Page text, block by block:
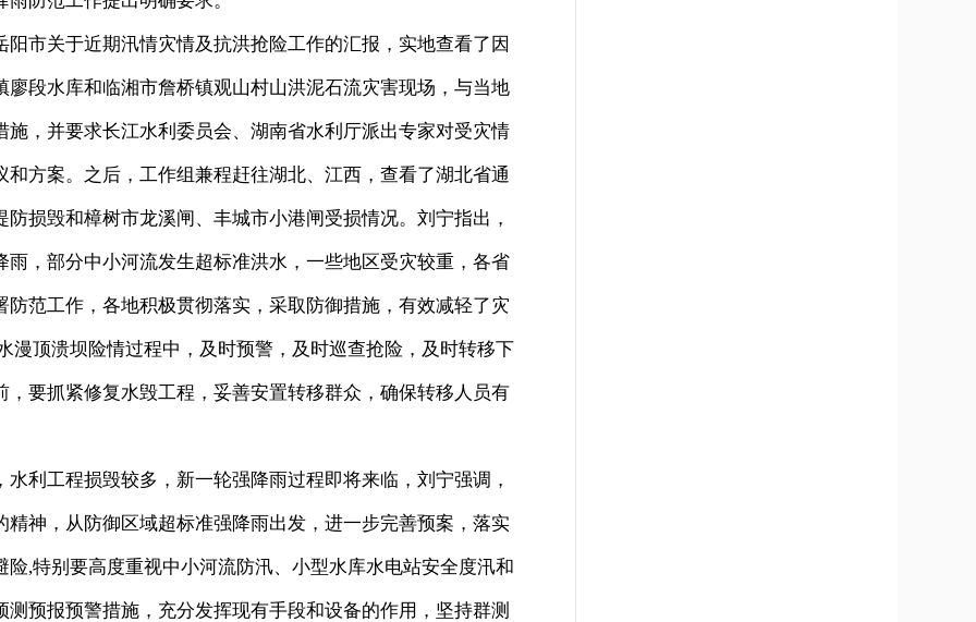
关于近期汛情灾情及抗洪抢险工作的汇报，实地查看了因
段水库和临湘市詹桥镇观山村山洪泥石流灾害现场，与当地
，并要求长江水利委员会、湖南省水利厅派出专家对受灾情
方案。之后，工作组兼程赶往湖北、江西，查看了湖北省通
损毁和樟树市龙溪闸、丰城市小港闸受损情况。刘宁指出，
，部分中小河流发生超标准洪水，一些地区受灾较重，各省
范工作，各地积极贯彻落实，采取防御措施，有效减轻了灾
漫顶溃坝险情过程中，及时预警，及时巡查抢险，及时转移下
要抓紧修复水毁工程，妥善安置转移群众，确保转移人员有
工程损毁较多，新一轮强降雨过程即将来临，刘宁强调，
神，从防御区域超标准强降雨出发，进一步完善预案，落实
,特别要高度重视中小河流防汛、小型水库水电站安全度汛和
预报预警措施，充分发挥现有手段和设备的作用，坚持群测